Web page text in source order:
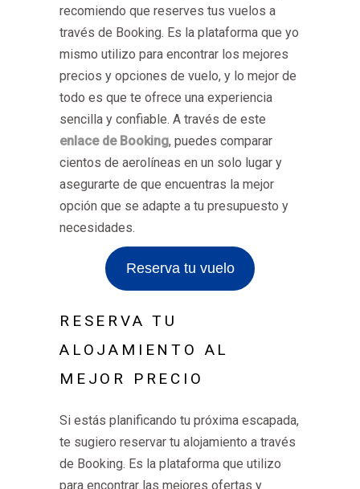
recomiendo que reserves tus vuelos a
través de Booking. Es la plataforma que yo
mismo utilizo para encontrar los mejores
precios y opciones de vuelo, y lo mejor de
todo es que te ofrece una experiencia
sencilla y confiable. A través de este
enlace de Booking, puedes comparar
cientos de aerolíneas en un solo lugar y
asegurarte de que encuentras la mejor
opción que se adapte a tu presupuesto y
necesidades.
Reserva tu vuelo
RESERVA TU
ALOJAMIENTO AL
MEJOR PRECIO
Si estás planificando tu próxima escapada,
te sugiero reservar tu alojamiento a través
de Booking. Es la plataforma que utilizo
para encontrar las mejores ofertas y